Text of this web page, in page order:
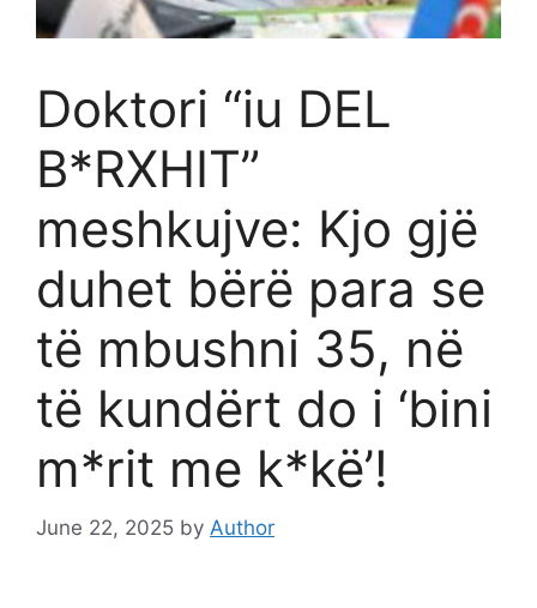
Doktori “iu DEL
B*RXHIT”
meshkujve: Kjo gjë
duhet bërë para se
të mbushni 35, në
të kundërt do i ‘bini
m*rit me k*kë’!
June 22, 2025 by Author